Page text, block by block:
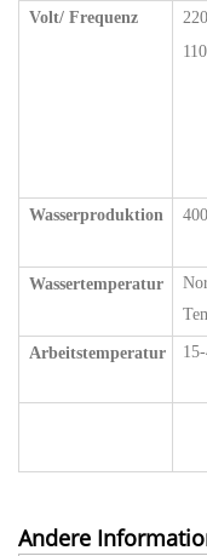
Volt/ Frequenz
Wasserproduktion
Wassertemperatur
Arbeitstemperatur
Andere